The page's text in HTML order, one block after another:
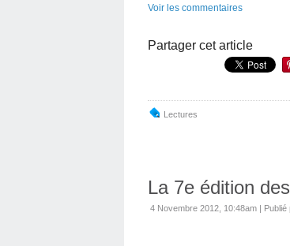
Voir les commentaires
Partager cet article
Lectures
La 7e édition
4 Novembre 2012, 10:48am | Publié